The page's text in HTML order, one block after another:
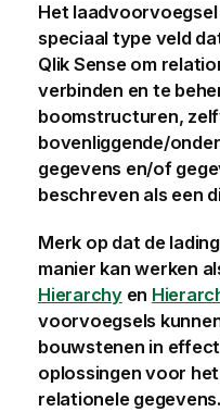
Het laadvoorvoegsel
speciaal type veld
Qlik Senseom
verbinden en te
boomstructuren,
bovenliggende/
gegevens en/of
beschreven als een
Merk op dat de lading
manier kan werken
Hierarchyen
voorvoegsels
bouwstenen in
oplossingen voor
relationele gegevens.